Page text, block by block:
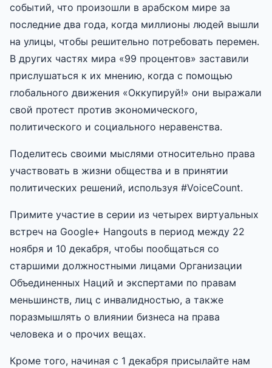
событий, что произошли в арабском мире за
последние два года, когда миллионы людей вышли
на улицы, чтобы решительно потребовать перемен.
В других частях мира «99 процентов» заставили
прислушаться к их мнению, когда с помощью
глобального движения «Оккупируй!» они выражали
свой протест против экономического,
политического и социального неравенства.
Поделитесь своими мыслями относительно права
участвовать в жизни общества и в принятии
политических решений, используя #VoiceCount.
Примите участие в серии из четырех виртуальных
встреч на Google+ Hangouts в период между 22
ноября и 10 декабря, чтобы пообщаться со
старшими должностными лицами Организации
Объединенных Наций и экспертами по правам
меньшинств, лиц с инвалидностью, а также
поразмышлять о влиянии бизнеса на права
человека и о прочих вещах.
Кроме того, начиная с 1 декабря присылайте нам